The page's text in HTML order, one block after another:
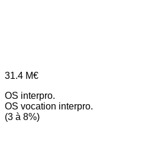
31.4 M€
OS interpro.
OS vocation interpro.
(3 à 8%)